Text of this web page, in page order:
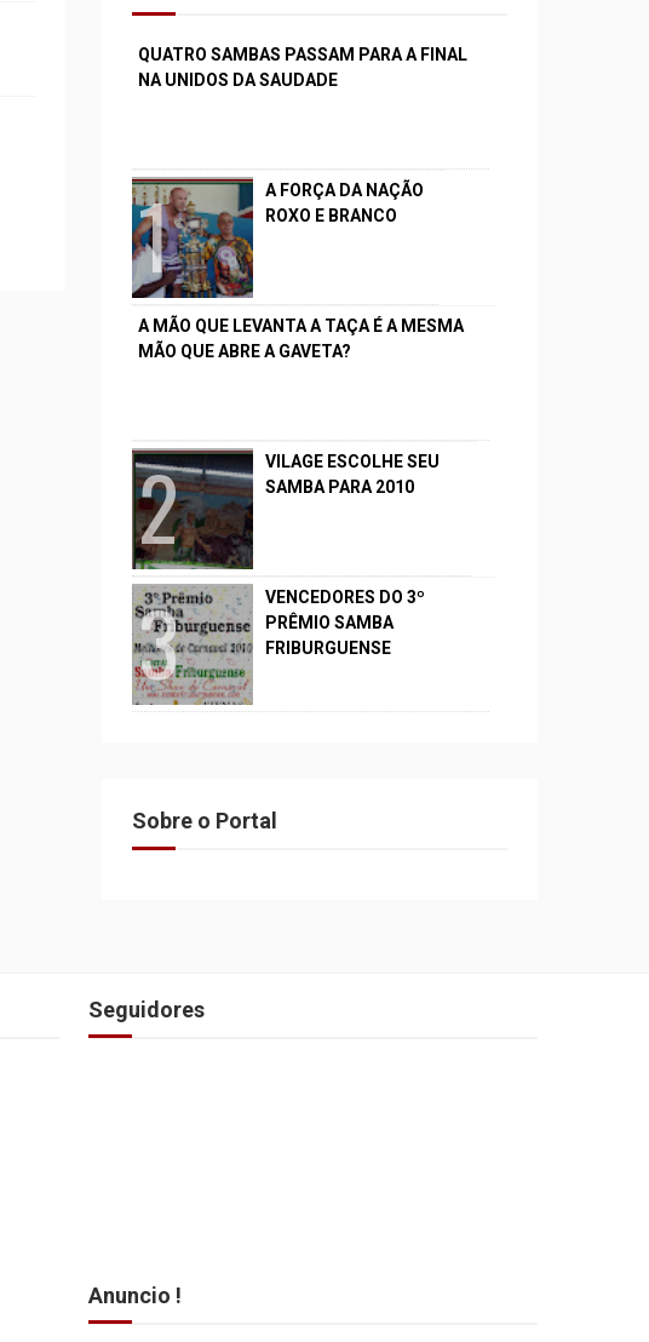
QUATRO SAMBAS PASSAM PARA A FINAL
NA UNIDOS DA SAUDADE
A FORÇA DA NAÇÃO
ROXO E BRANCO
A MÃO QUE LEVANTA A TAÇA É A MESMA
MÃO QUE ABRE A GAVETA?
VILAGE ESCOLHE SEU
SAMBA PARA 2010
VENCEDORES DO 3º
PRÊMIO SAMBA
FRIBURGUENSE
Sobre o Portal
Seguidores
Anuncio !